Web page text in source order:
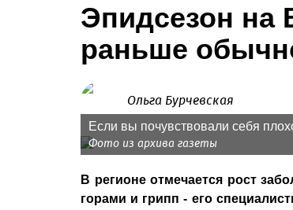
Эпидсезон на
раньше
Ольга Бурчевская
Если вы почувствовали себя
Фото из архива газеты
В регионе отмечается рост
горами и грипп - его